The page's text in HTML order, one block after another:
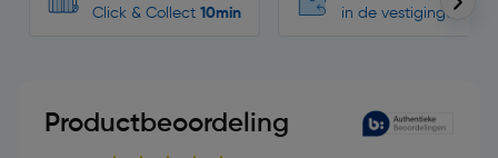
Click & Collect 10min
in de vestigingen
Productbeoordeling